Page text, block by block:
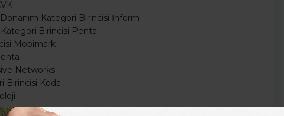
Kategori Birincisi İnform
Birincisi Penta
Mobimark
Networks
Birincisi Koda